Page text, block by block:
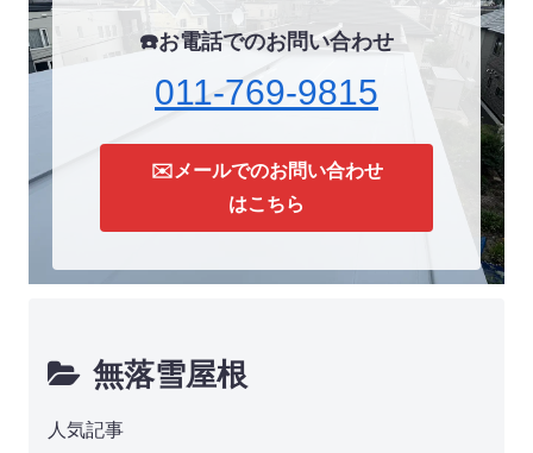
☎️お電話でのお問い合わせ
011-769-9815
✉️メールでのお問い合わせ
はこちら
無落雪屋根
人気記事